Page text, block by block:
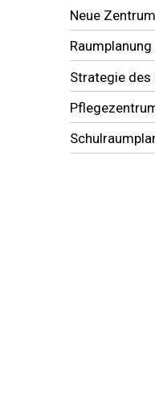
Neue
Strategie des